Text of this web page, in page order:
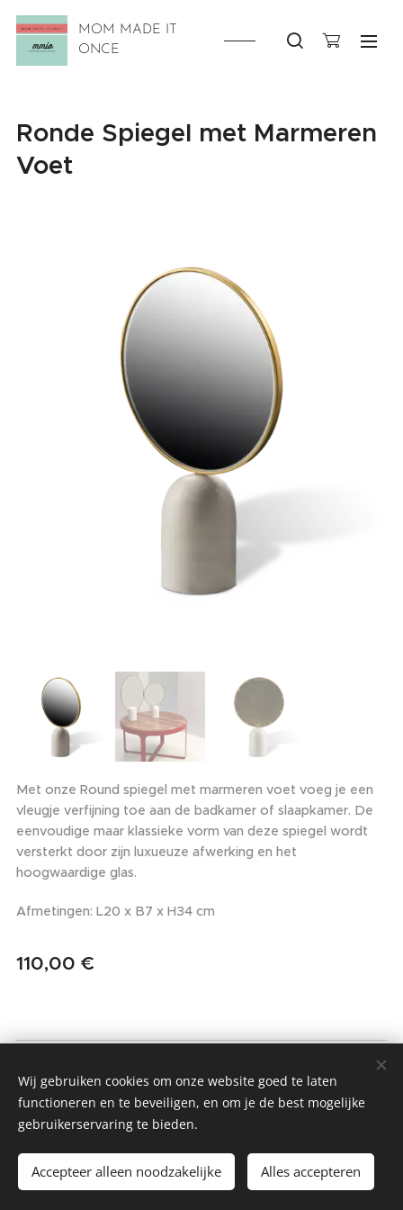
MOM MADE IT
ONCE
Ronde Spiegel met Marmeren
Voet
Met onze Round spiegel met marmeren voet voeg je een
vleugje verfijning toe aan de badkamer of slaapkamer. De
eenvoudige maar klassieke vorm van deze spiegel wordt
versterkt door zijn luxueuze afwerking en het
hoogwaardige glas.
Afmetingen: L20 x B7 x H34 cm
110,00 €
Alle rechten voorbehouden 2022
Algemene Voorwaarden & Privacybeleid
Wij gebruiken cookies om onze website goed te laten
functioneren en te beveiligen, en om je de best mogelijke
gebruikerservaring te bieden.
Accepteer alleen noodzakelijke Alles accepteren